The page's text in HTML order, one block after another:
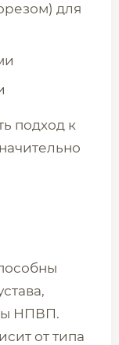
для
подход к
НПВП.
от типа